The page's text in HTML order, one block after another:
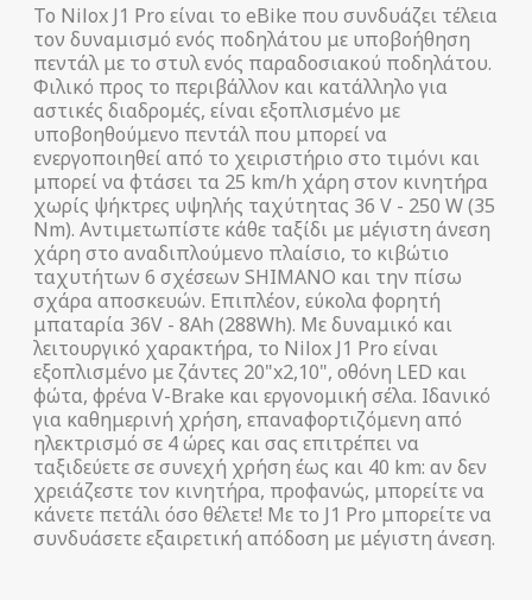
Το Nilox J1 Pro είναι το eBike που συνδυάζει τέλεια
τον δυναμισμό ενός ποδηλάτου με υποβοήθηση
πεντάλ με το στυλ ενός παραδοσιακού ποδηλάτου.
Φιλικό προς το περιβάλλον και κατάλληλο για
αστικές διαδρομές, είναι εξοπλισμένο με
υποβοηθούμενο πεντάλ που μπορεί να
ενεργοποιηθεί από το χειριστήριο στο τιμόνι και
μπορεί να φτάσει τα 25 km/h χάρη στον κινητήρα
χωρίς ψήκτρες υψηλής ταχύτητας 36 V - 250 W (35
Nm). Αντιμετωπίστε κάθε ταξίδι με μέγιστη άνεση
χάρη στο αναδιπλούμενο πλαίσιο, το κιβώτιο
ταχυτήτων 6 σχέσεων SHIMANO και την πίσω
σχάρα αποσκευών. Επιπλέον, εύκολα φορητή
μπαταρία 36V - 8Ah (288Wh). Με δυναμικό και
λειτουργικό χαρακτήρα, το Nilox J1 Pro είναι
εξοπλισμένο με ζάντες 20"x2,10", οθόνη LED και
φώτα, φρένα V-Brake και εργονομική σέλα. Ιδανικό
για καθημερινή χρήση, επαναφορτιζόμενη από
ηλεκτρισμό σε 4 ώρες και σας επιτρέπει να
ταξιδεύετε σε συνεχή χρήση έως και 40 km: αν δεν
χρειάζεστε τον κινητήρα, προφανώς, μπορείτε να
κάνετε πετάλι όσο θέλετε! Με το J1 Pro μπορείτε να
συνδυάσετε εξαιρετική απόδοση με μέγιστη άνεση.